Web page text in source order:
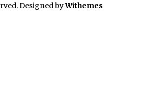
Designed byWithemes